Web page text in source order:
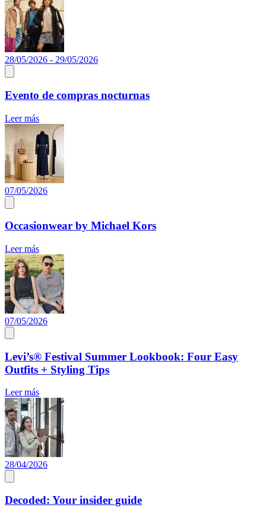
28/05/2026 - 29/05/2026
Evento de compras nocturnas
Leer más
07/05/2026
Occasionwear by Michael Kors
Leer más
07/05/2026
Levi’s® Festival Summer Lookbook: Four Easy
Outfits + Styling Tips
Leer más
28/04/2026
Decoded: Your insider guide